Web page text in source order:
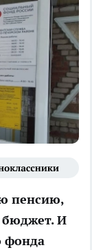
пенсию,
бюджет. И
фонда